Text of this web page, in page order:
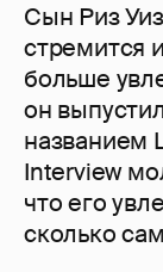
Сын Риз
стремится
больше
он
названием
Interview
что его
сколько